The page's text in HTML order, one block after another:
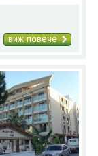
виж повече